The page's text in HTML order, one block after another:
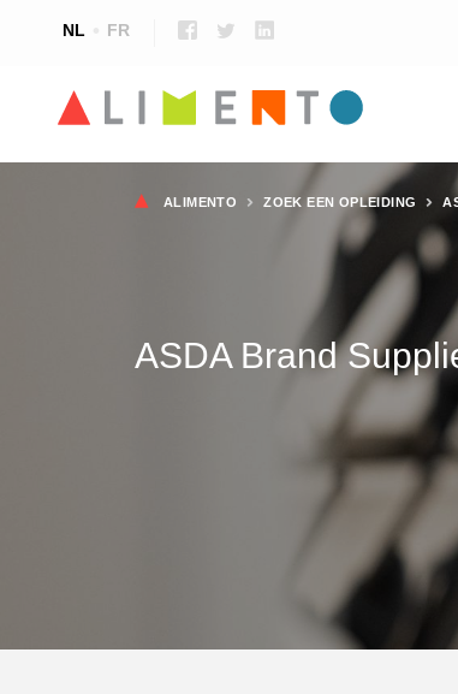
NL FR
Kruimelpad
ALIMENTO ZOEK EEN OPLEIDING
ASDA Brand